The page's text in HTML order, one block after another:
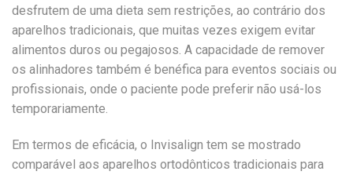
desfrutem de uma dieta sem restrições, ao contrário dos
aparelhos tradicionais, que muitas vezes exigem evitar
alimentos duros ou pegajosos. A capacidade de remover
os alinhadores também é benéfica para eventos sociais ou
profissionais, onde o paciente pode preferir não usá-los
temporariamente.
Em termos de eficácia, o Invisalign tem se mostrado
comparável aos aparelhos ortodônticos tradicionais para